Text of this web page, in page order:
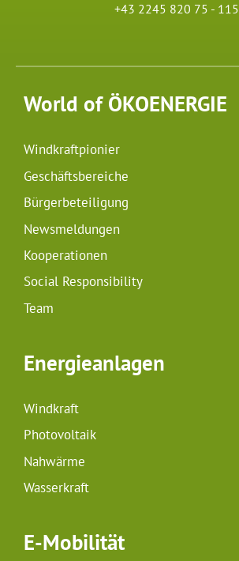
+43 2245 820 75 - 115
World of ÖKOENERGIE
Windkraftpionier
Geschäftsbereiche
Bürgerbeteiligung
Newsmeldungen
Kooperationen
Social Responsibility
Team
Energieanlagen
Windkraft
Photovoltaik
Nahwärme
Wasserkraft
E-Mobilität